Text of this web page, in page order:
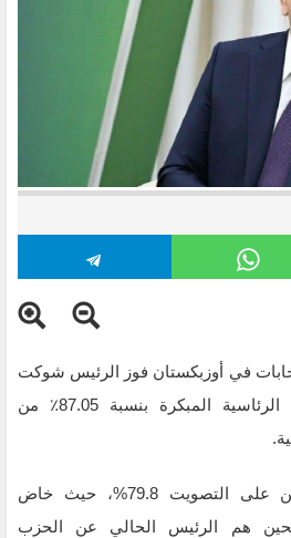
في أوزبكستان فوز الرئيس شوكت
ميرضيائيف في الانتخابات الرئاسية المبكرة بنسبة 87.05٪ من
وبلغت نسبة إقبال الناخبين على التصويت 79.8%، حيث خاض
4 مرشحين هم الرئيس الحالي عن الحزب